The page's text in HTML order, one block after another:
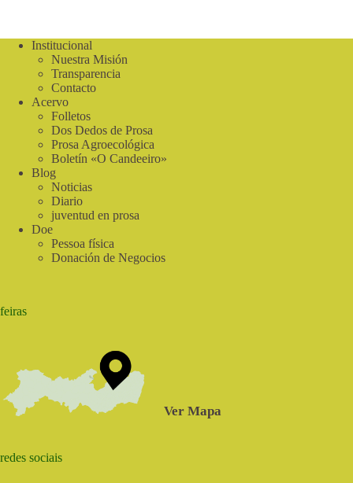
|
Institucional
Nuestra Misión
Transparencia
Contacto
Acervo
Folletos
Dos Dedos de Prosa
Prosa Agroecológica
Boletín «O Candeeiro»
Blog
Noticias
Diario
juventud en prosa
Doe
Pessoa física
Donación de Negocios
feiras
Ver Mapa
redes sociais